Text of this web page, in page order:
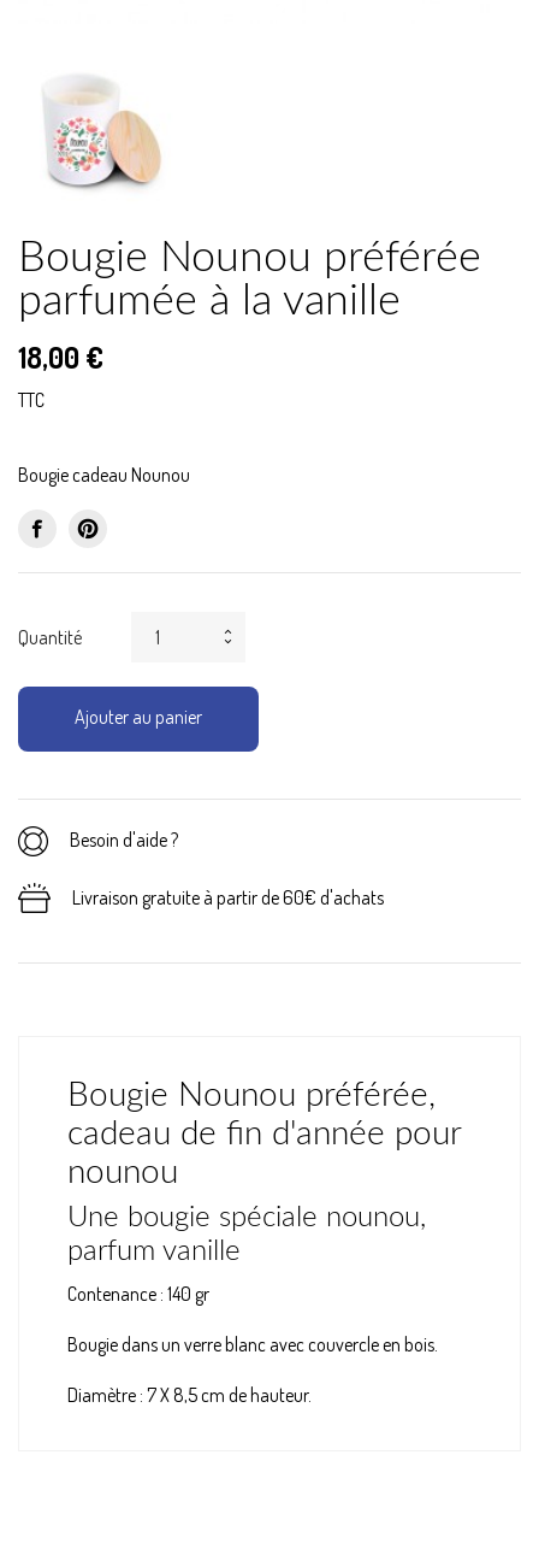
Bougie Nounou préférée
parfumée à la vanille
18,00 €
TTC
Bougie cadeau Nounou
Quantité
Ajouter au panier
Besoin d'aide ?
Livraison gratuite à partir de 60€ d'achats
Bougie Nounou préférée,
cadeau de fin d'année pour
nounou
Une bougie spéciale nounou,
parfum vanille
Contenance : 140 gr
Bougie dans un verre blanc avec couvercle en bois.
Diamètre : 7 X 8,5 cm de hauteur.